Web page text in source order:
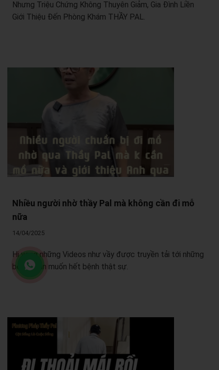
Nhưng Triệu Chứng Không Thuyên Giảm, Gia Đình Liền
Giới Thiệu Đến Phòng Khám THẦY PAL.
Nhiều người nhờ thầy Pal mà không cần đi mỗ
nữa
14/04/2025
Hi vọng những Videos như vầy được truyền tải tới những
bệnh nhân muốn hết bệnh thật sự.